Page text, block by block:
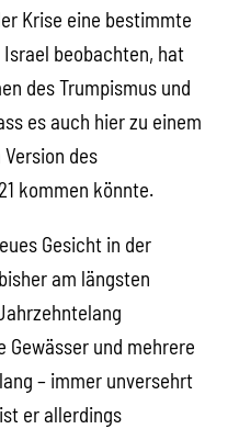
Krise eine bestimmte
Israel beobachten, hat
des Trumpismus und
es auch hier zu einem
des
kommen könnte.
Gesicht in der
am längsten
und mehrere
– immer unversehrt
er allerdings